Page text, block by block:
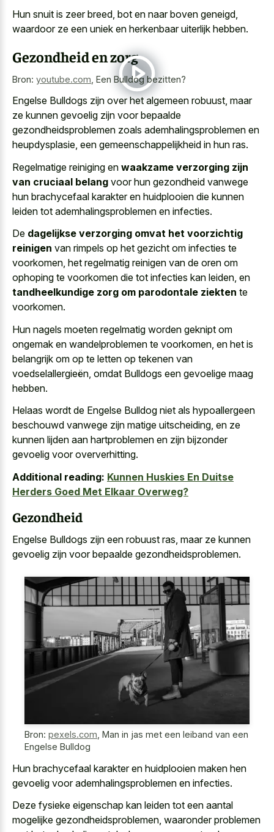
Hun snuit is zeer breed, bot en naar boven geneigd,
waardoor ze een uniek en herkenbaar uiterlijk hebben.
Gezondheid en zorg
Bron: youtube.com Een Bulldog bezitten?
Engelse Bulldogs zijn over het algemeen robuust, maar
ze kunnen gevoelig zijn voor bepaalde
gezondheidsproblemen zoals ademhalingsproblemen en
heupdysplasie, een gemeenschappelijkheid in hun ras.
Regelmatige reiniging en waakzame verzorging zijn
van cruciaal belang voor hun gezondheid vanwege
hun brachycefaal karakter en huidplooien die kunnen
leiden tot ademhalingsproblemen en infecties.
De dagelijkse verzorging omvat het voorzichtig
reinigen van rimpels op het gezicht om infecties te
voorkomen, het regelmatig reinigen van de oren om
ophoping te voorkomen die tot infecties kan leiden, en
tandheelkundige zorg om parodontale ziekten te
voorkomen.
Hun nagels moeten regelmatig worden geknipt om
ongemak en wandelproblemen te voorkomen, en het is
belangrijk om op te letten op tekenen van
voedselallergieën, omdat Bulldogs een gevoelige maag
hebben.
Helaas wordt de Engelse Bulldog niet als hypoallergeen
beschouwd vanwege zijn matige uitscheiding, en ze
kunnen lijden aan hartproblemen en zijn bijzonder
gevoelig voor oververhitting.
Additional reading: Kunnen Huskies En Duitse
Herders Goed Met Elkaar Overweg?
Gezondheid
Engelse Bulldogs zijn een robuust ras, maar ze kunnen
gevoelig zijn voor bepaalde gezondheidsproblemen.
Bron: pexels.com Man in jas met een leiband van een
Engelse Bulldog
Hun brachycefaal karakter en huidplooien maken hen
gevoelig voor ademhalingsproblemen en infecties.
Deze fysieke eigenschap kan leiden tot een aantal
mogelijke gezondheidsproblemen, waaronder problemen